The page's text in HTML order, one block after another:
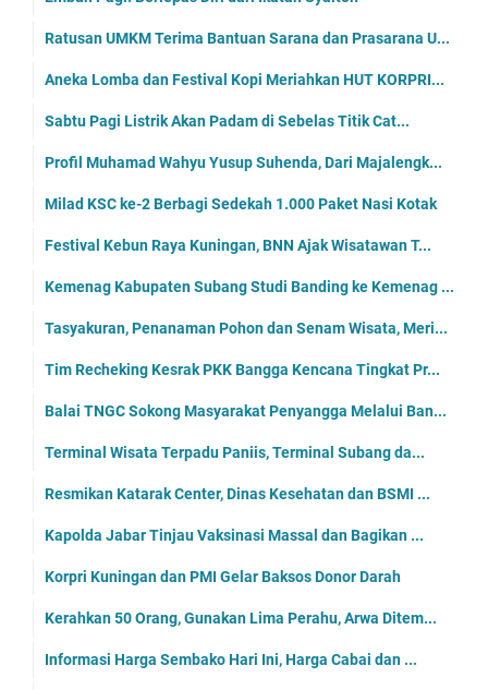
Ratusan UMKM Terima Bantuan Sarana dan Prasarana U...
Aneka Lomba dan Festival Kopi Meriahkan HUT KORPRI...
Sabtu Pagi Listrik Akan Padam di Sebelas Titik Cat...
Profil Muhamad Wahyu Yusup Suhenda, Dari Majalengk...
Milad KSC ke-2 Berbagi Sedekah 1.000 Paket Nasi Kotak
Festival Kebun Raya Kuningan, BNN Ajak Wisatawan T...
Kemenag Kabupaten Subang Studi Banding ke Kemenag ...
Tasyakuran, Penanaman Pohon dan Senam Wisata, Meri...
Tim Recheking Kesrak PKK Bangga Kencana Tingkat Pr...
Balai TNGC Sokong Masyarakat Penyangga Melalui Ban...
Terminal Wisata Terpadu Paniis, Terminal Subang da...
Resmikan Katarak Center, Dinas Kesehatan dan BSMI ...
Kapolda Jabar Tinjau Vaksinasi Massal dan Bagikan ...
Korpri Kuningan dan PMI Gelar Baksos Donor Darah
Kerahkan 50 Orang, Gunakan Lima Perahu, Arwa Ditem...
Informasi Harga Sembako Hari Ini, Harga Cabai dan ...